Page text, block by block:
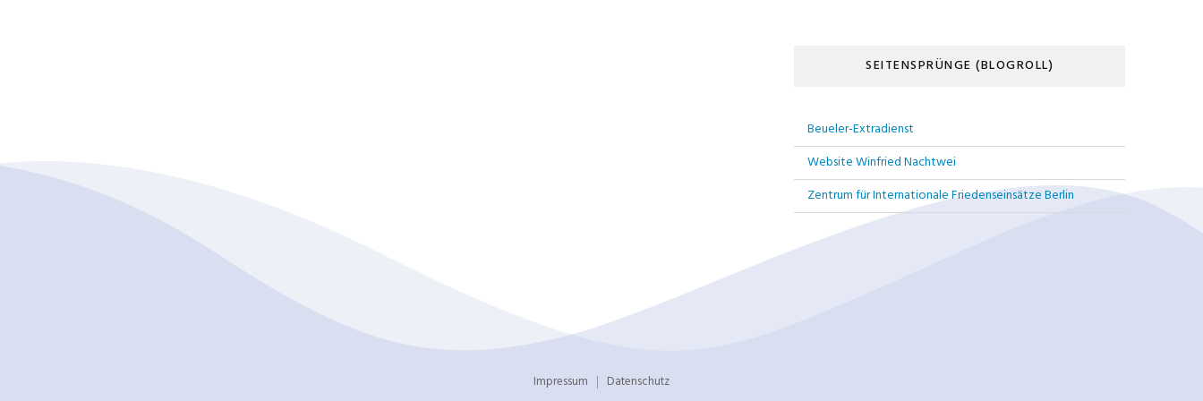
SEITENSPRÜNGE (BLOGROLL)
Beueler-Extradienst
Website Winfried Nachtwei
Zentrum für Internationale Friedenseinsätze Berlin
Impressum Datenschutz